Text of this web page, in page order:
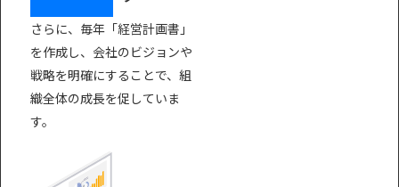
さらに、毎年「経営計画書」
を作成し、会社のビジョンや
戦略を明確にすることで、組
織全体の成長を促していま
す。